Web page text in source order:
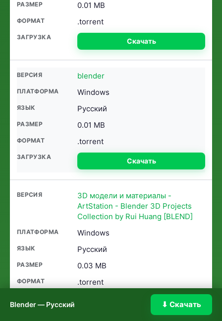
0.01 MB
.torrent
Скачать
blender
Windows
Русский
0.01 MB
.torrent
Скачать
3D модели и материалы -
ArtStation - Blender 3D Projects
Collection by Rui Huang [BLEND]
Windows
Русский
0.03 MB
.torrent
Blender — Русский ⬇ Скачать